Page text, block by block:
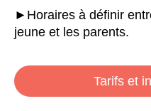
►Horaires à définir
jeune et les parents.
Tarifs et